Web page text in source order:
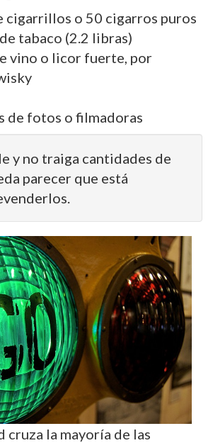
cigarrillos o 50 cigarros puros
tabaco (2.2 libras)
vino o licor fuerte, por
de fotos o filmadoras
y no traiga cantidades de
parecer que está
cruza la mayoría de las